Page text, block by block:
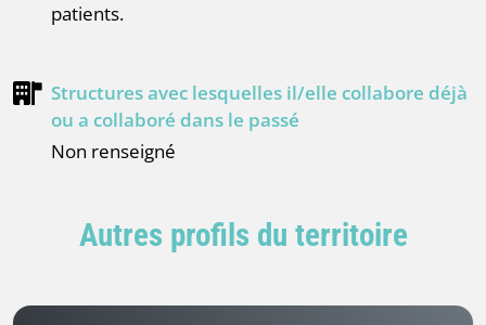
patients.
Structures avec lesquelles il/elle collabore déjà
ou a collaboré dans le passé
Non renseigné
Autres profils du territoire